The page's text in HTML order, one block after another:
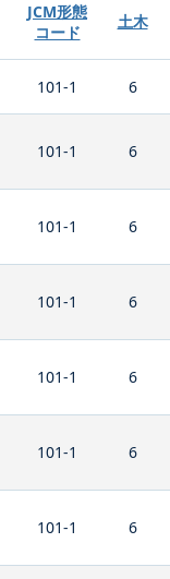
JCM形態
コード
土木
101-1 6
101-1 6
101-1 6
101-1 6
101-1 6
101-1 6
101-1 6